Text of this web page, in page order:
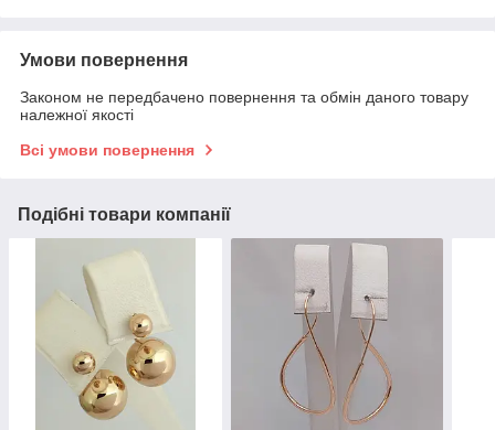
Умови повернення
Законом не передбачено повернення та обмін даного товару
належної якості
Всі умови повернення
Подібні товари компанії